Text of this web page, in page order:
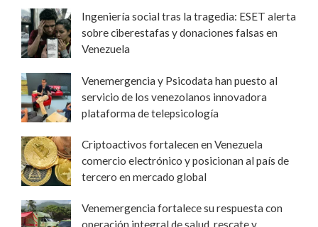
Ingeniería social tras la tragedia: ESET alerta
sobre ciberestafas y donaciones falsas en
Venezuela
Venemergencia y Psicodata han puesto al
servicio de los venezolanos innovadora
plataforma de telepsicología
Criptoactivos fortalecen en Venezuela
comercio electrónico y posicionan al país de
tercero en mercado global
Venemergencia fortalece su respuesta con
operación integral de salud, rescate y